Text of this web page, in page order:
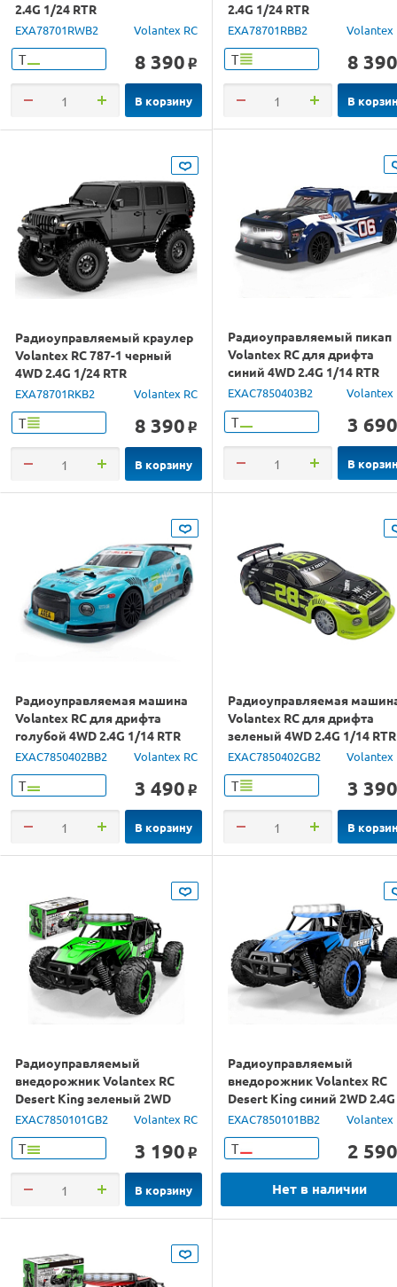
2.4G 1/24 RTR
EXA78701RWB2 Volantex RC
Т 8 390 o
В корзину
2.4G 1/24 RTR
EXA78701RBB2 Volantex
Т 8 390
В
Радиоуправляемый краулер
Volantex RC 787-1 черный
4WD 2.4G 1/24 RTR
EXA78701RKB2 Volantex RC
Т 8 390 o
В корзину
Радиоуправляемый пикап
Volantex RC для дрифта
синий 4WD 2.4G 1/14 RTR
EXAC7850403B2 Volantex
Т 3 690
В
Радиоуправляемая машина
Volantex RC для дрифта
голубой 4WD 2.4G 1/14 RTR
EXAC7850402BB2 Volantex RC
Т 3 490 o
В корзину
Радиоуправляемая
Volantex RC для дрифта
зеленый 4WD 2.4G 1/14 RTR
EXAC7850402GB2 Volantex
Т 3 390
В
Радиоуправляемый
внедорожник Volantex RC
Desert King зеленый 2WD
2.4G 1/16 RTR
EXAC7850101GB2 Volantex RC
Т 3 190 o
В корзину
Радиоуправляемый
внедорожник Volantex RC
Desert King синий 2WD 2.4G
1/16 RTR
EXAC7850101BB2 Volantex
Т 2 590
Нет в наличии